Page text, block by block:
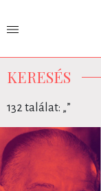
KERESÉS
132 találat: „”